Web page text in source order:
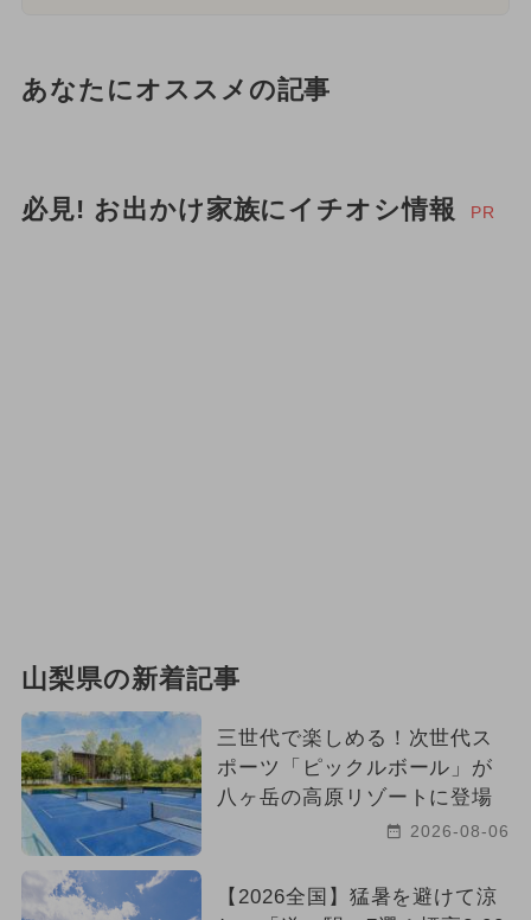
あなたにオススメの記事
必見! お出かけ家族にイチオシ情報 PR
山梨県の新着記事
三世代で楽しめる！次世代ス
ポーツ「ピックルボール」が
八ヶ岳の高原リゾートに登場
2026-08-06
【2026全国】猛暑を避けて涼